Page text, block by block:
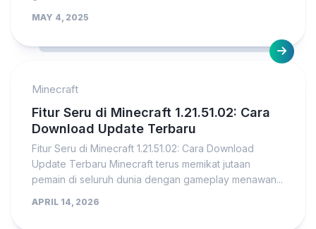
MAY 4, 2025
Minecraft
Fitur Seru di Minecraft 1.21.51.02: Cara
Download Update Terbaru
Fitur Seru di Minecraft 1.21.51.02: Cara Download
Update Terbaru Minecraft terus memikat jutaan
pemain di seluruh dunia dengan gameplay menawan...
APRIL 14, 2026